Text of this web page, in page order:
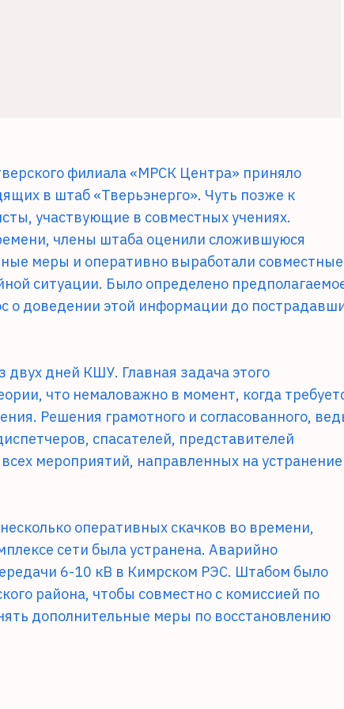
филиала «МРСК Центра» приняло
в штаб «Тверьэнерго». Чуть позже к
участвующие в совместных учениях.
члены штаба оценили сложившуюся
меры и оперативно выработали совместные
ситуации. Было определено
о доведении этой информации до
дней КШУ. Главная задача этого
что немаловажно в момент, когда
Решения грамотного и согласованного,
спасателей, представителей
мероприятий, направленных на устранение
оперативных скачков во времени,
сети была устранена. Аварийно
6-10 кВ в Кимрском РЭС. Штабом было
района, чтобы совместно с комиссией по
дополнительные меры по восстановлению